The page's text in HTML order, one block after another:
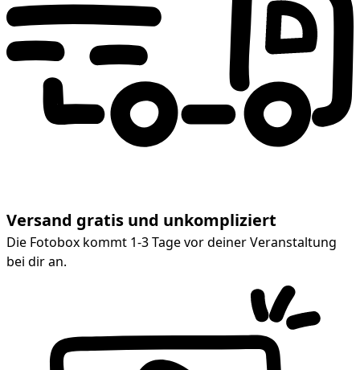
Versand gratis und unkompliziert
Die Fotobox kommt 1-3 Tage vor deiner Veranstaltung
bei dir an.